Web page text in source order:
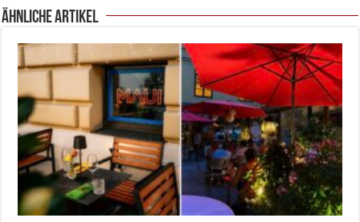
ähnliche Artikel